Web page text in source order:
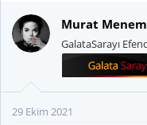
k
i
l
Murat
GalataSarayı
29 Ekim 2021